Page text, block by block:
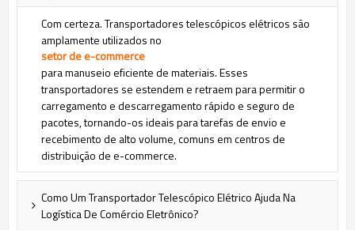
Com certeza. Transportadores telescópicos elétricos são
amplamente utilizados no
setor de e-commerce
para manuseio eficiente de materiais. Esses
transportadores se estendem e retraem para permitir o
carregamento e descarregamento rápido e seguro de
pacotes, tornando-os ideais para tarefas de envio e
recebimento de alto volume, comuns em centros de
distribuição de e-commerce.
Como Um Transportador Telescópico Elétrico Ajuda Na
Logística De Comércio Eletrônico?